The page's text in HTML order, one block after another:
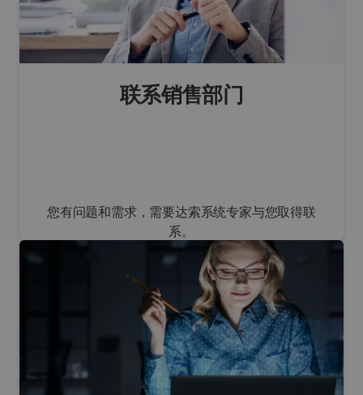
在线购买
联系销售部门
您有问题和需求，需要达索系统专家与您取得联
系。
联系销售部门